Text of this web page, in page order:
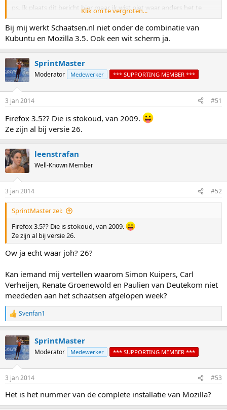
ps. Ik plaats dit bericht hier maar, ik wist niet waar anders het te
Klik om te vergroten...
Bij mij werkt Schaatsen.nl niet onder de combinatie van
Kubuntu en Mozilla 3.5. Ook een wit scherm ja.
SprintMaster
Moderator Medewerker *** SUPPORTING MEMBER ***
3 jan 2014 #51
Firefox 3.5?? Die is stokoud, van 2009.
Ze zijn al bij versie 26.
leenstrafan
Well-Known Member
3 jan 2014 #52
SprintMaster zei:
Firefox 3.5?? Die is stokoud, van 2009.
Ze zijn al bij versie 26.
Ow ja echt waar joh? 26?
Kan iemand mij vertellen waarom Simon Kuipers, Carl
Verheijen, Renate Groenewold en Paulien van Deutekom niet
meededen aan het schaatsen afgelopen week?
R
e
t
i
n
s
Svenfan1
SprintMaster
Moderator Medewerker *** SUPPORTING MEMBER ***
3 jan 2014 #53
Het is het nummer van de complete installatie van Mozilla?